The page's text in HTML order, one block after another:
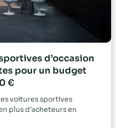
d’occasion
pour un budget
€
voitures sportives
plus d’acheteurs en